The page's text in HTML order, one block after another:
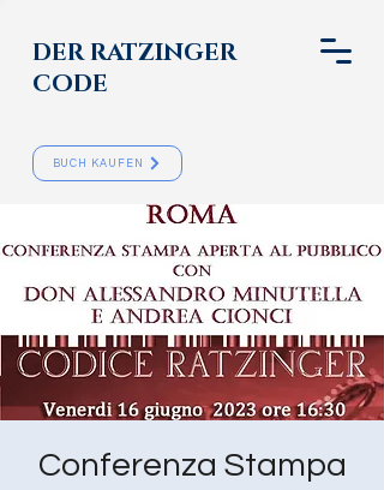
DER RATZINGER
CODE
BUCH KAUFEN
Conferenza Stampa